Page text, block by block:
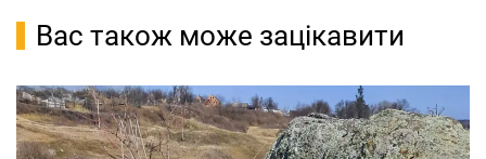
Вас також може зацікавити